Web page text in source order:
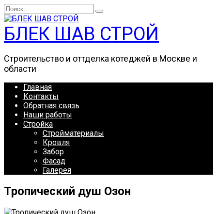
Перейти
к
содержанию
Search
for:
БЛЕК ШАВ СТРОЙ
Строительство и оттделка котеджей в Москве и
области
Главная
Контакты
Обратная связь
Наши работы
Стройка
Стройматериалы
Кровля
Забор
Фасад
Галерея
Тропический душ Озон